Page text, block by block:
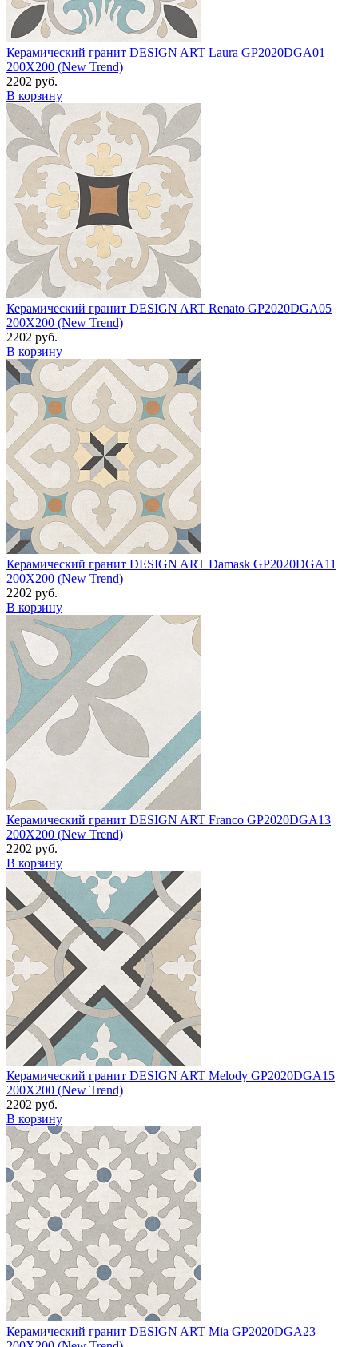
Керамический гранит DESIGN ART Laura GP2020DGA01
200X200 (New Trend)
2202 руб.
В корзину
Керамический гранит DESIGN ART Renato GP2020DGA05
200X200 (New Trend)
2202 руб.
В корзину
Керамический гранит DESIGN ART Damask GP2020DGA11
200X200 (New Trend)
2202 руб.
В корзину
Керамический гранит DESIGN ART Franco GP2020DGA13
200X200 (New Trend)
2202 руб.
В корзину
Керамический гранит DESIGN ART Melody GP2020DGA15
200X200 (New Trend)
2202 руб.
В корзину
Керамический гранит DESIGN ART Mia GP2020DGA23